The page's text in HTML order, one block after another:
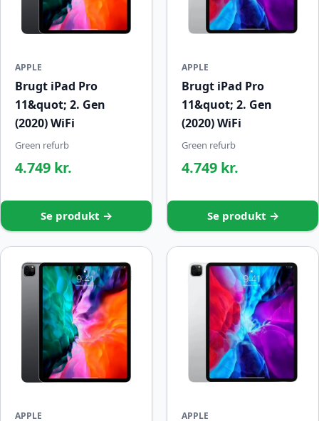
APPLE
Brugt iPad Pro
11&quot; 2. Gen
(2020) WiFi
Green refurb
4.749 kr.
Se produkt →
APPLE
Brugt iPad Pro
11&quot; 2. Gen
(2020) WiFi
Green refurb
4.749 kr.
Se produkt →
APPLE APPLE